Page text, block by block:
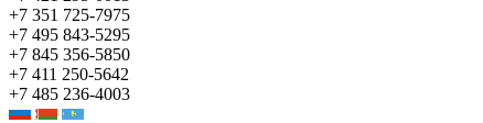
+7 351 725-7975
+7 495 843-5295
+7 845 356-5850
+7 411 250-5642
+7 485 236-4003